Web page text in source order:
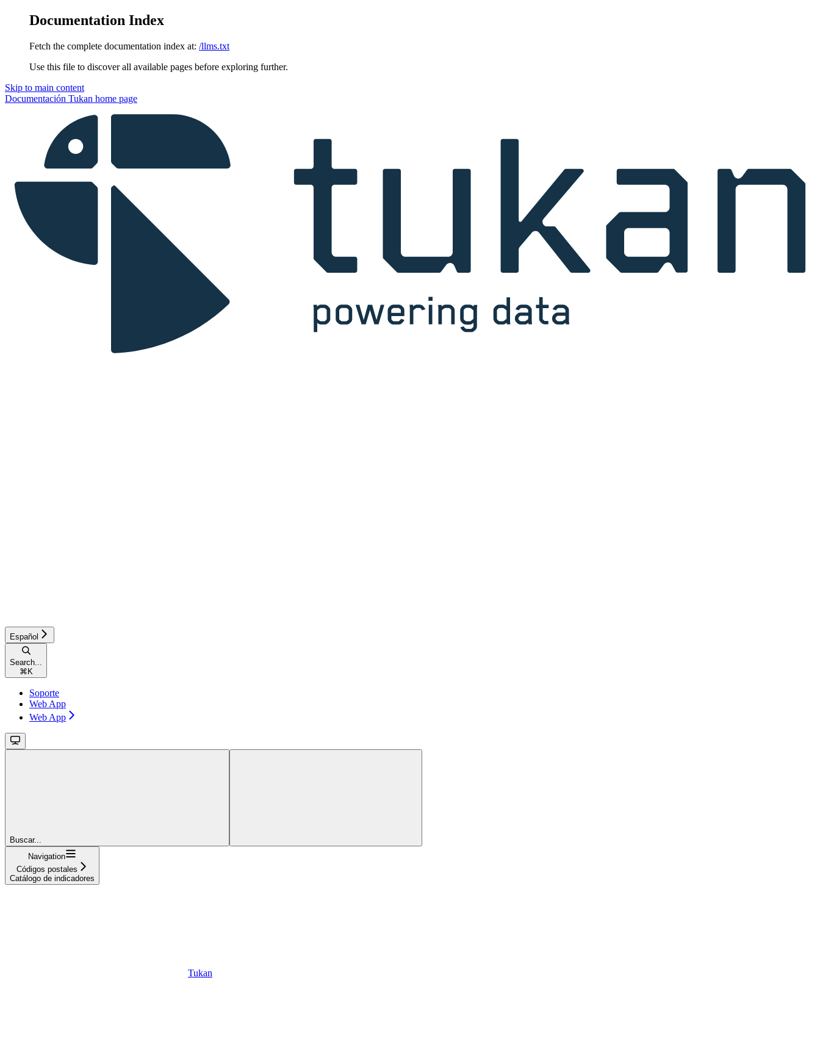
Documentation Index
Fetch the complete documentation index at: /llms.txt
Use this file to discover all available pages before exploring further.
Skip to main content
Documentación Tukan home page
Español
Search...
⌘ K
Soporte
Web App
Web App
Buscar...
Navigation
Códigos postales
Catálogo de indicadores
Tukan